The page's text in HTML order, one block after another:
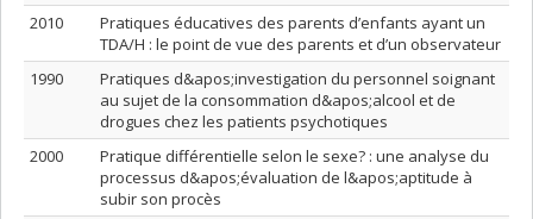
2010
Pratiques éducatives des parents d’enfants ayant un
TDA/H : le point de vue des parents et d’un observateur
1990
Pratiques d&apos;investigation du personnel soignant
au sujet de la consommation d&apos;alcool et de
drogues chez les patients psychotiques
2000
Pratique différentielle selon le sexe? : une analyse du
processus d&apos;évaluation de l&apos;aptitude à
subir son procès